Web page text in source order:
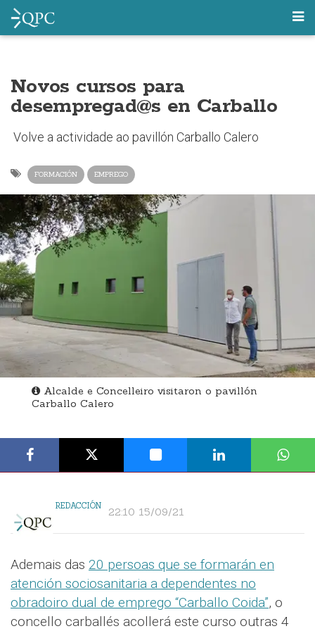
Novos cursos para
desempregad@s en Carballo
Volve a actividade ao pavillón Carballo Calero
FORMACIÓN EMPREGO
Alcalde e Concelleiro visitaron o pavillón
Carballo Calero
REDACCIÓN 22:10 15/09/21
Ademais das 20 persoas que se formarán en
atención sociosanitaria a dependentes no
obradoiro dual de emprego “Carballo Coida”, o
concello carballés acollerá este curso outras 4